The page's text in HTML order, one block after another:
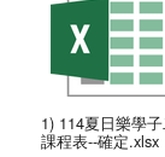
1) 114夏日樂學
課程表--確定.xlsx